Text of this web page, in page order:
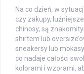
Na co dzień, w
czy zakupy,
chinosy, są
shirtem lub
sneakersy lub
co nadaje całości
kolorami i wzorami,